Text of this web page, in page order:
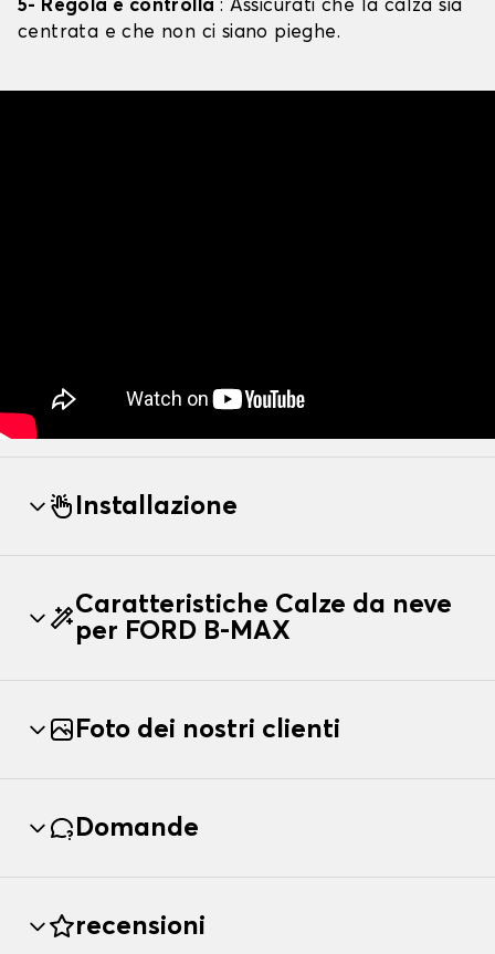
5- Regola e controlla : Assicurati che la calza sia
centrata e che non ci siano pieghe.
Installazione
Caratteristiche Calze da neve
per FORD B-MAX
Foto dei nostri clienti
Domande
recensioni